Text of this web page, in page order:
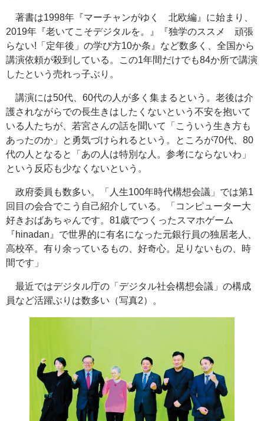
著書は1998年『マーチャンがゆく 北欧編』に始まり、
2019年『老いてこそデジタルを。』『独学のススメ 頑張
らない!「定年後」の学び方10か条』など数多く、全国から
講演依頼が殺到している。この1年間だけでも84か所で講演
したという売れっ子ぶり。
講演には50代、60代の人が多く集まるという。老後は介
護されながらでの長生きはしたくないという不安を抱いて
いる人たちが、若宮さんの話を聞いて「こういう生き方も
あったのか」と勇気づけられるという。ところが70代、80
代の人となると「あの人は特別な人。参考にならないわ」
という反応も少なくないという。
政府委員も数多い。「人生100年時代構想会議」では第1
回目の会合でこう自己紹介している。「コンピューター大
好きおばあちゃんです。81歳でつくったスマホゲーム
『hinadan 』で世界的に有名になった元銀行員の独居老人、
高校卒。有り余っているもの、好奇心。足りないもの、時
間です」
最近ではデジタル庁の「デジタル社会構想会議」の構成
員など活躍ぶりは数多い（写真2）。